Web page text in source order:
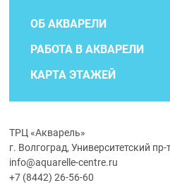
ОБ АКВАРЕЛИ
РАБОТА В АКВАРЕЛИ
КАРТА ЭТАЖЕЙ
ТРЦ «Акварель»
г. Волгоград, Университетский пр-
info@aquarelle-centre.ru
+7 (8442) 26-56-60